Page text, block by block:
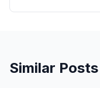
Similar Posts